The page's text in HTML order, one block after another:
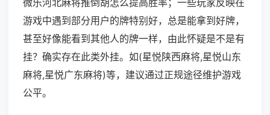
微乐河北麻将推倒胡怎么提高胜率；一些玩家反映在
游戏中遇到部分用户的牌特别好，总是能拿到好牌，
甚至好像能看到其他人的牌一样，由此怀疑是不是有
挂？确实存在此类外挂。如(星悦陕西麻将,星悦山东
麻将,星悦广东麻将)等，建议通过正规途径维护游戏
公平。